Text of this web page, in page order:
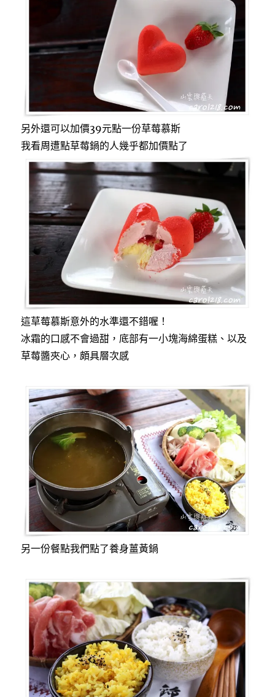
另外還可以加價39元點一份草莓慕斯
我看周遭點草莓鍋的人幾乎都加價點了
這草莓慕斯意外的水準還不錯喔！
冰霜的口感不會過甜，底部有一小塊海綿蛋糕、以及
草莓醬夾心，頗具層次感
另一份餐點我們點了養身薑黃鍋